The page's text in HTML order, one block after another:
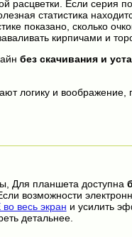
расцветки. Если серия
статистика
показано, сколько
кирпичами и
без скачивания и
логику и воображение,
Для планшета доступна
возможности
весь экран и усилить
детальнее.